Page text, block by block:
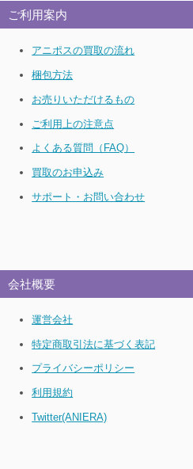
ご利用案内
アニポスの買取の流れ
梱包方法
お売りいただけるもの
ご利用上の注意点
よくある質問（FAQ）
買取のお申込み
サポート・お問い合わせ
会社概要
運営会社
特定商取引法に基づく表記
プライバシーポリシー
利用規約
Twitter(ANIERA)